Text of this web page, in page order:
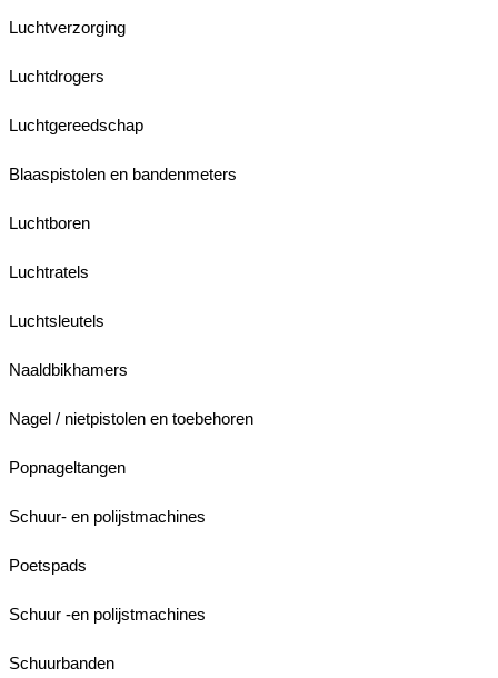
Luchtverzorging
Luchtdrogers
Luchtgereedschap
Blaaspistolen en bandenmeters
Luchtboren
Luchtratels
Luchtsleutels
Naaldbikhamers
Nagel / nietpistolen en toebehoren
Popnageltangen
Schuur- en polijstmachines
Poetspads
Schuur -en polijstmachines
Schuurbanden